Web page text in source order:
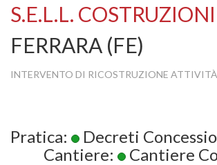
SI
S.E.L.L. COSTRUZIONI
FERRARA (FE)
INTERVENTO DI RICOSTRUZIONE
Pratica: Decreti
Cantiere:
Cantiere